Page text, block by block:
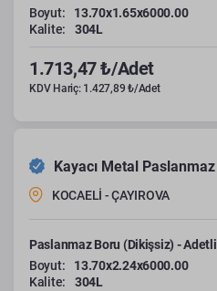
Boyut:
13.70x1.65x6000.00
Kalite:
304L
1.713,47 ₺/Adet
KDV Hariç: 1.427,89 ₺/Adet
Kayacı Metal Paslanmaz
KOCAELİ - ÇAYIROVA
Paslanmaz Boru (Dikişsiz) - Adetli
Boyut:
13.70x2.24x6000.00
Kalite:
304L